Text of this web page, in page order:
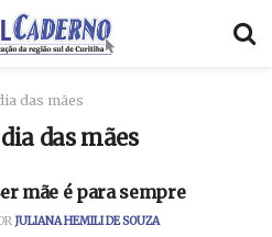
das mães
das mães
mãe é para sempre
JULIANA HEMILI DE SOUZA